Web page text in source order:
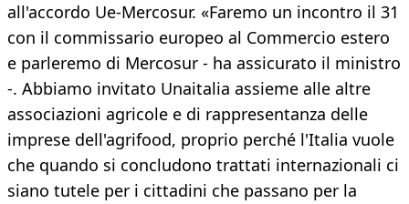
all'accordo Ue-Mercosur. «Faremo un incontro il 31
con il commissario europeo al Commercio estero
e parleremo di Mercosur - ha assicurato il ministro
-. Abbiamo invitato Unaitalia assieme alle altre
associazioni agricole e di rappresentanza delle
imprese dell'agrifood, proprio perché l'Italia vuole
che quando si concludono trattati internazionali ci
siano tutele per i cittadini che passano per la